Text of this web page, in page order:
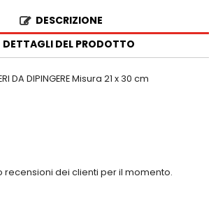
DESCRIZIONE
DETTAGLI DEL PRODOTTO
DA DIPINGERE Misura 21 x 30 cm
recensioni dei clienti per il momento.